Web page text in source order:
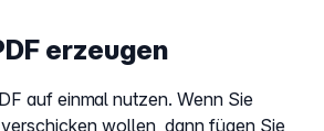
erzeugen
auf einmal nutzen. Wenn Sie
wollen, dann fügen Sie